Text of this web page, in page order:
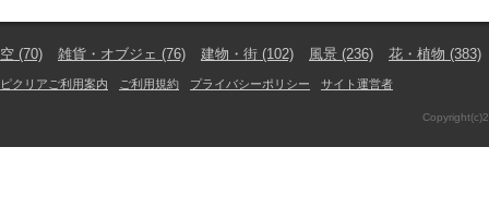
空 (70) 雑貨・オブジェ (76) 建物・街 (102) 風景 (236) 花・植物 (383)
ピクリアご利用案内 ご利用規約 プライバシーポリシー サイト運営者